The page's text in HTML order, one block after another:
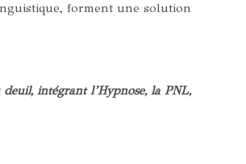
forment une solution
intégrant l’Hypnose, la PNL,